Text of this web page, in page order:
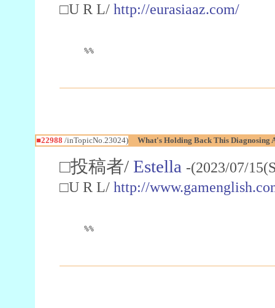
□U R L/ http://eurasiaaz.com/
%%
■22988 /inTopicNo.23024) What's Holding Back This Diagnosing
□投稿者/ Estella -(2023/07/
□U R L/ http://
%%